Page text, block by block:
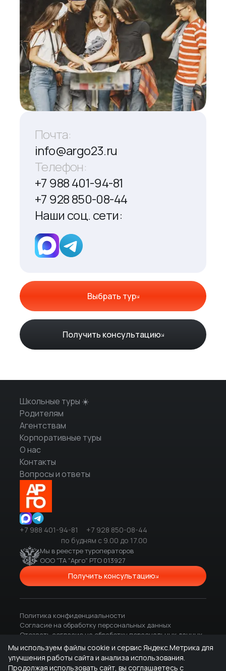
Почта:
info@argo23.ru
Телефон:
+7 988 401-94-81
+7 928 850-08-44
Наши соц. сети:
Выбрать тур
Получить консультацию
Школьные туры ☀️
Родителям
Агентствам
Корпоративные туры
О нас
Контакты
Вопросы и ответы
+7 988 401-94-81
+7 928 850-08-44
по будням с 9.00 до 17.00
Мы в реестре туроператоров
ООО "ТА "Арго" РТО 013927
Получить консультацию
Политика конфиденциальности
Согласие на обработку персональных данных
Отозвать согласие на обработку персональных данных
Вся представленная на сайте информация, касающаяся
объектов размещения, туров, экскурсий и других туристических
продуктов, а также сведения о наличии мест, носит
Мы используем файлы cookie и сервис Яндекс.Метрика для
улучшения работы сайта и анализа использования.
Продолжая использовать сайт, вы соглашаетесь с